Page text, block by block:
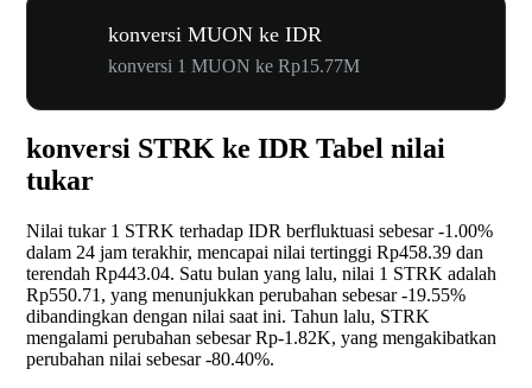
konversi MUON ke IDR
konversi 1 MUON ke Rp15.77M
konversi STRK ke IDR Tabel nilai
tukar
Nilai tukar 1 STRK terhadap IDR berfluktuasi sebesar-1.00%
dalam 24 jam terakhir, mencapai nilai tertinggi Rp458.39 dan
terendah Rp443.04. Satu bulan yang lalu, nilai 1 STRK adalah
Rp550.71, yang menunjukkan perubahan sebesar-19.55%
dibandingkan dengan nilai saat ini. Tahun lalu, STRK
mengalami perubahan sebesar Rp-1.82K, yang mengakibatkan
perubahan nilai sebesar-80.40%.